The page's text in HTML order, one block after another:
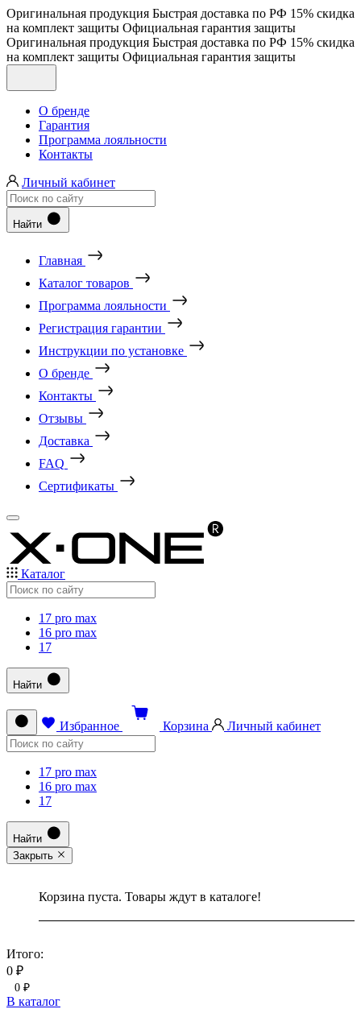
Оригинальная продукция Быстрая доставка по РФ 15% скидка
на комплект защиты Официальная гарантия защиты
Оригинальная продукция Быстрая доставка по РФ 15% скидка
на комплект защиты Официальная гарантия защиты
О бренде
Гарантия
Программа лояльности
Контакты
Личный кабинет
Найти
Главная
Каталог товаров
Программа лояльности
Регистрация гарантии
Инструкции по установке
О бренде
Контакты
Отзывы
Доставка
FAQ
Сертификаты
Каталог
17 pro max
16 pro max
17
Найти
Избранное Корзина Личный кабинет
17 pro max
16 pro max
17
Найти
Закрыть
Корзина пуста. Товары ждут в каталоге!
Итого:
0 ₽
0 ₽
В каталог